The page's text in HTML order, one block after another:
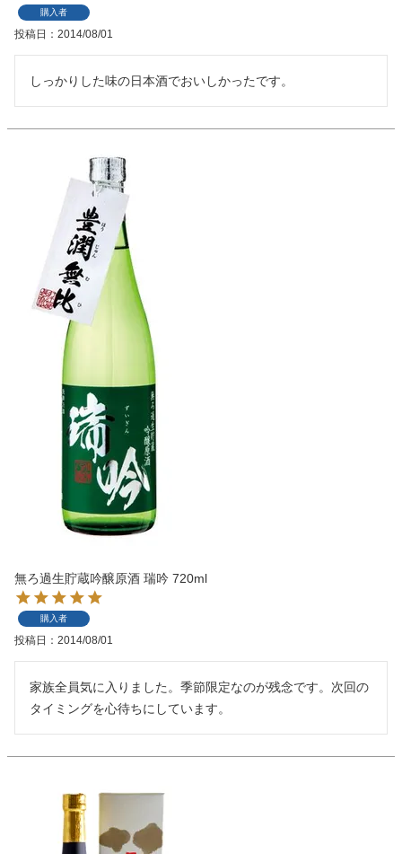
購入者
投稿日 2014/08/01
しっかりした味の日本酒でおいしかったです。
無ろ過生貯蔵吟醸原酒 瑞吟 720ml
購入者
投稿日 2014/08/01
家族全員気に入りました。季節限定なのが残念です。次回の
タイミングを心待ちにしています。